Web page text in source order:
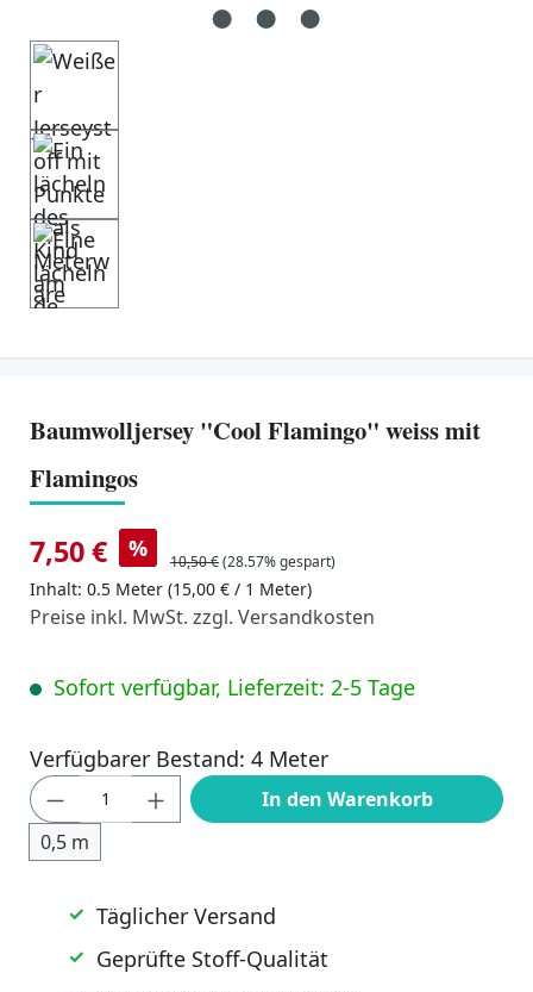
Baumwolljersey "Cool Flamingo" weiss mit
Flamingos
7,50 € % 10,50 €(28.57% gespart)
Inhalt: 0.5 Meter (15,00 € / 1 Meter)
Preise inkl. MwSt. zzgl. Versandkosten
Sofort verfügbar, Lieferzeit: 2-5 Tage
Verfügbarer Bestand: 4 Meter
Produkt Anzahl: Gib den gewünschten
0,5 m
In den Warenkorb
Täglicher Versand
Geprüfte Stoff-Qualität